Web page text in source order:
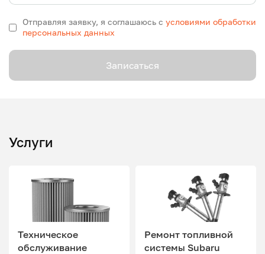
Отправляя заявку, я соглашаюсь с условиями обработки
персональных данных
Записаться
Услуги
Техническое
обслуживание
Ремонт топливной
системы Subaru